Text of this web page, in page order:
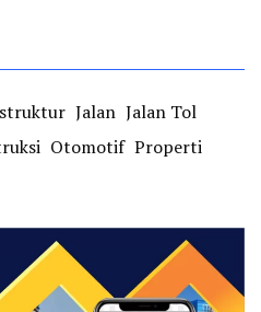
Jalan Jalan Tol
Otomotif Properti